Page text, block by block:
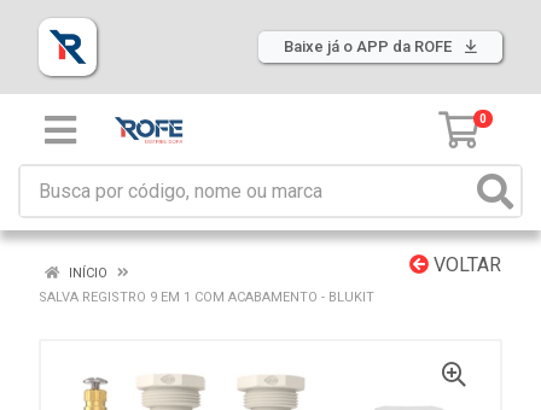
Baixe já o APP da ROFE
0
VOLTAR
INÍCIO
SALVA REGISTRO 9 EM 1 COM ACABAMENTO - BLUKIT